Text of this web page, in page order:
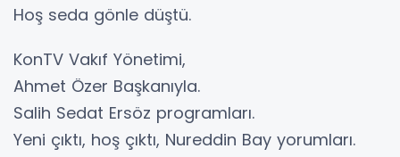
Hoş seda gönle düştü.
KonTV Vakıf Yönetimi,
Ahmet Özer Başkanıyla.
Salih Sedat Ersöz programları.
Yeni çıktı, hoş çıktı, Nureddin Bay yorumları.